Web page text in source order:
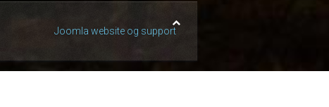
Joomla website og support